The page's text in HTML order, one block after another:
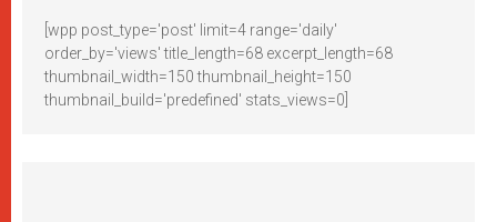
[wpp post_type='post' limit=4 range='daily'
order_by='views' title_length=68 excerpt_length=68
thumbnail_width=150 thumbnail_height=150
thumbnail_build='predefined' stats_views=0]